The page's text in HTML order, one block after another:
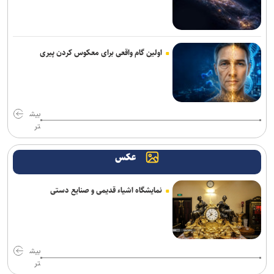
اولویت پژوهشکده فناوری اطلاعات جهاددانشگاهی توسعه هوش مصنوعی
و اجرای پروژه‌های مسئله‌محور است
ولایتی انتصاب محسن رضایی به دبیری شورای‌عالی امنیت ملی را تبریک
گفت
اعلام نتیجۀ آزمون ورودی پایه دهم مدارس نمونه دولتی و تکمیل ظرفیت
حرف‌هایی که دانشجویان پزشکی می‌خواستند شنیده شود؛ از وام و
خوابگاه تا بیمه و زیر ساخت آموزشی
تغییر پارادایم بنیاد ملی نخبگان؛ از شناسایی استعداد‌ها تا ایجاد مسیر‌های
واقعی جذب و ماندگاری/ تحقق ۶۵ درصدی بودجه بنیاد در سال گذشته
افزایش ۱۵ درصدی تسهیلات دانشجویان پزشکی
مشارکت جدی دانشگاه آزاد اسلامی در حکمرانی فناوری و آموزش عالی
اولین گام واقعی برای معکوس کردن پیری
بیش
تر
عکس
نمایشگاه اشیاء قدیمی و صنایع دستی
بیش
تر